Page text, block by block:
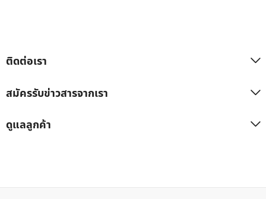
ติดต่อเรา
สมัครรับข่าวสารจากเรา
ดูแลลูกค้า